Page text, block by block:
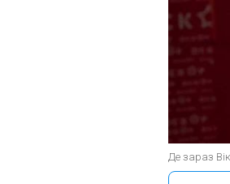
Де зараз